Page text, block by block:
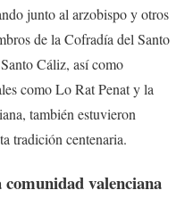
junto al arzobispo y otros
de la Cofradía del Santo
Cáliz, así como
como Lo Rat Penat y la
también estuvieron
tradición centenaria.
valenciana